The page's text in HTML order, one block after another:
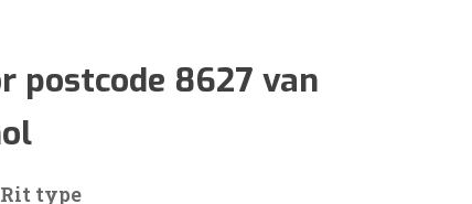
postcode 8627 van
Rit type